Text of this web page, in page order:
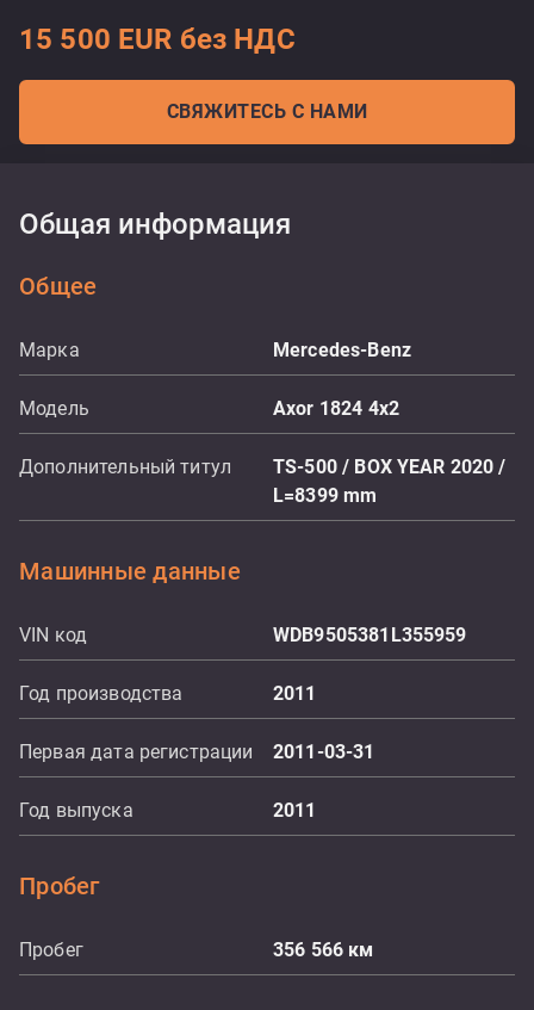
15 500 EUR без НДС
СВЯЖИТЕСЬ С НАМИ
Общая информация
Общее
Марка Mercedes-Benz
Модель Axor 1824 4x2
Дополнительный титул
TS-500 / BOX YEAR 2020 /
L=8399 mm
Машинные данные
VIN код WDB9505381L355959
Год производства 2011
Первая дата регистрации 2011-03-31
Год выпуска 2011
Пробег
Пробег 356 566 км